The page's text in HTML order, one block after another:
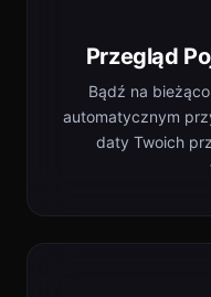
Przegląd
Bądź na
automatycznym
daty Twoich